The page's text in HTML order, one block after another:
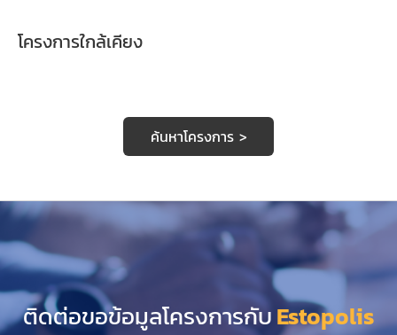
โครงการใกล้เคียง
ค้นหาโครงการ >
ติดต่อขอข้อมูลโครงการกับEstopolis